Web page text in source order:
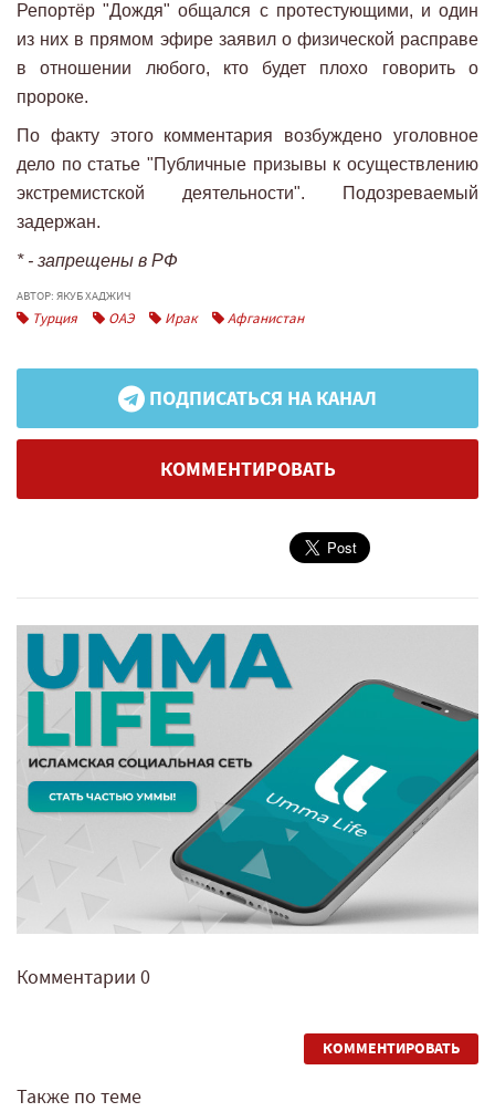
Репортёр "Дождя" общался с протестующими, и один
из них в прямом эфире заявил о физической расправе
в отношении любого, кто будет плохо говорить о
пророке.
По факту этого комментария возбуждено уголовное
дело по статье "Публичные призывы к осуществлению
экстремистской деятельности". Подозреваемый
задержан.
* - запрещены в РФ
АВТОР: ЯКУБ ХАДЖИЧ
Турция ОАЭ Ирак Афганистан
ПОДПИСАТЬСЯ НА КАНАЛ
КОММЕНТИРОВАТЬ
Комментарии 0
КОММЕНТИРОВАТЬ
Также по теме